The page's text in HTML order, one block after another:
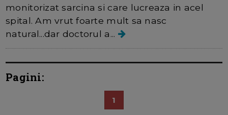
monitorizat sarcina si care lucreaza in acel
spital. Am vrut foarte mult sa nasc
natural...dar doctorul a...
Pagini:
1